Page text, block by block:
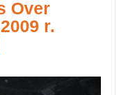
Over
r.